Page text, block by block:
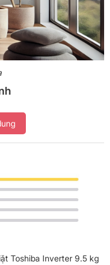
cho gia đình có từ 5 đến
áo, khăn trải giường
đồng thời hỗ trợ ghi
thao tác khi sử dụng
Toshiba Inverter 9.5 kg